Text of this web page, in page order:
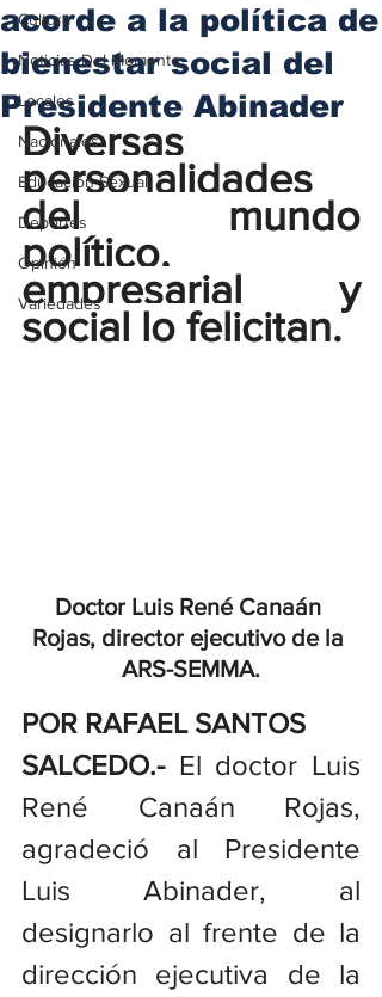
Cultura
Noticias Del Momento
Locales
Nacionales
Educación Sexual
Deportes
Opinión
Variedades
acorde a la política de
bienestar social del
Presidente Abinader
Diversas
personalidades
del mundo
político,
empresarial y
social lo felicitan.
Doctor Luis René Canaán
Rojas, director ejecutivo de la
ARS-SEMMA.
POR RAFAEL SANTOS
SALCEDO.- El doctor Luis
René Canaán Rojas,
agradeció al Presidente
Luis Abinader, al
designarlo al frente de la
dirección ejecutiva de la